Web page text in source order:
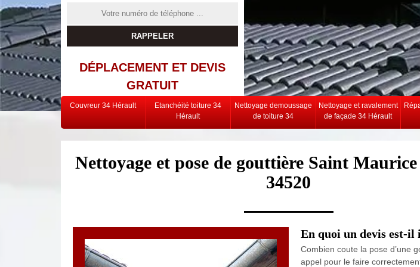
DÉPLACEMENT ET DEVIS
GRATUIT
Couvreur 34 Hérault
Etanchéité toiture 34
Hérault
Nettoyage demoussage
de toiture 34
Nettoyage et ravalement
de façade 34 Hérault
Nettoyage et pose de gouttière Saint Maurice
34520
En quoi un devis est-il
Combien coute la pose d’une
appel pour le faire